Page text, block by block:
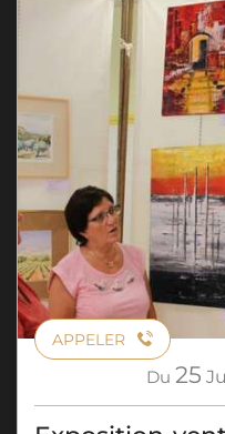
APPELER
Du 25